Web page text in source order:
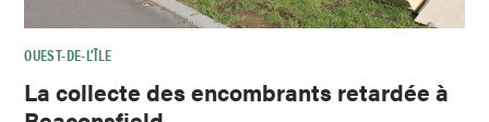
OUEST-DE-L’ÎLE
La collecte des encombrants retardée à